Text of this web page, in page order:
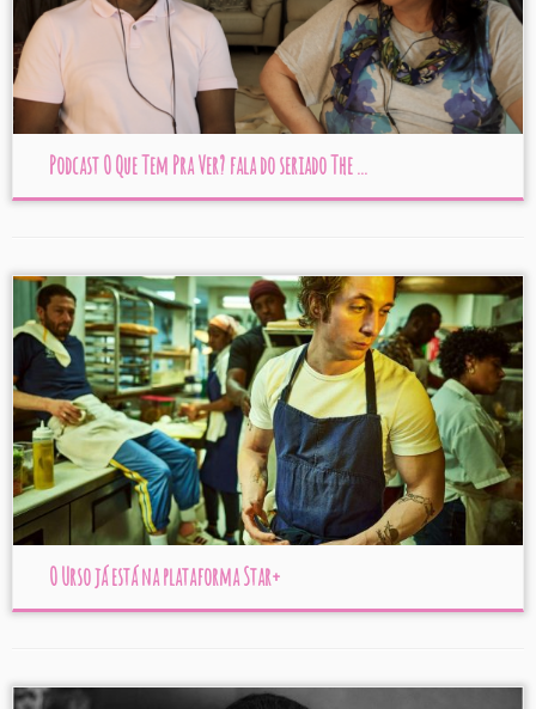
Podcast O Que Tem Pra Ver? fala do seriado The ...
O Urso já está na plataforma Star+